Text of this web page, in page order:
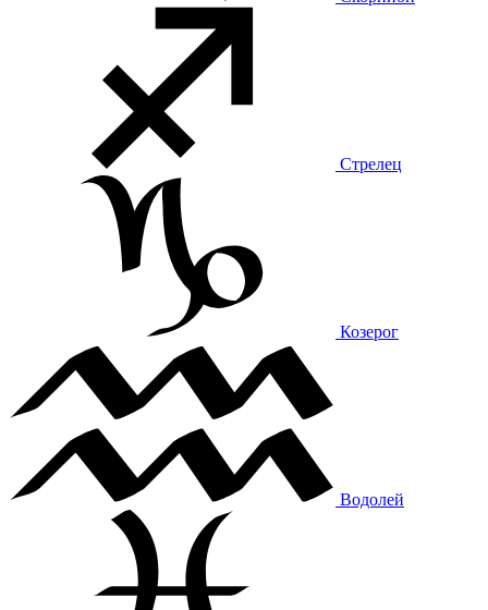
Стрелец
Козерог
Водолей